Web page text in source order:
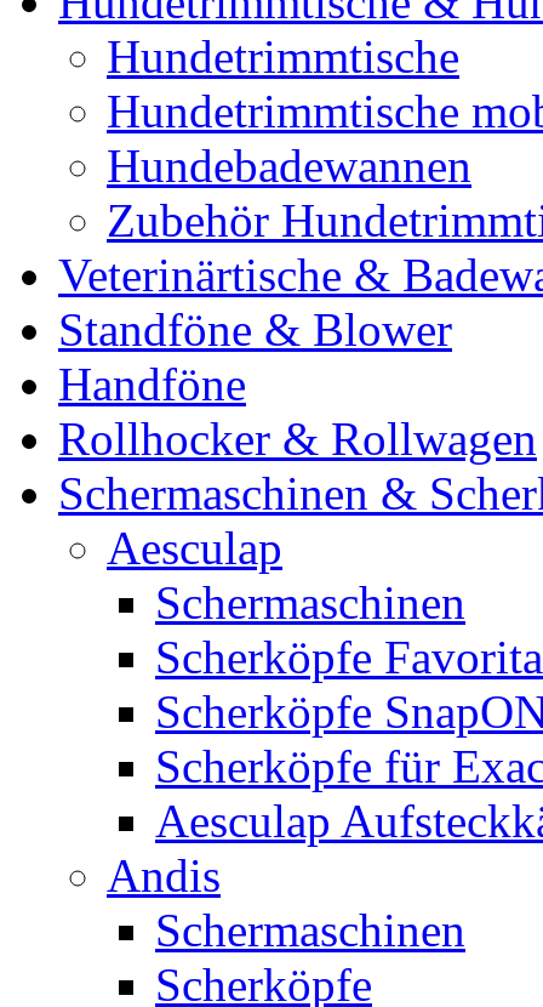
Hundetrimmtische
Hundetrimmtische
Hundebadewannen
Zubehör
Veterinärtische &
Standföne & Blower
Handföne
Rollhocker & Rollwagen
Schermaschinen &
Aesculap
Schermaschinen
Scherköpfe
Scherköpfe
Scherköpfe für
Aesculap
Andis
Schermaschinen
Scherköpfe